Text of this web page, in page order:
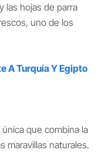
las hojas de parra
uno de los
A Turquía Y Egipto
que combina la
maravillas naturales.